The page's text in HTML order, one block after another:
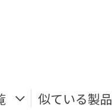
似ている製品